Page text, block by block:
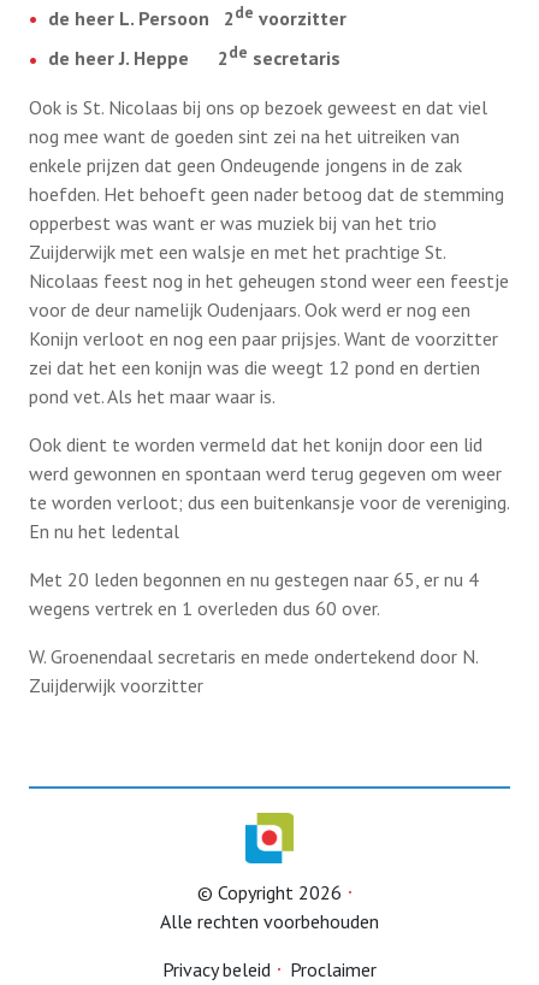
de heer L. Persoon 2de voorzitter
de heer J. Heppe 2de secretaris
Ook is St. Nicolaas bij ons op bezoek geweest en dat viel
nog mee want de goeden sint zei na het uitreiken van
enkele prijzen dat geen Ondeugende jongens in de zak
hoefden. Het behoeft geen nader betoog dat de stemming
opperbest was want er was muziek bij van het trio
Zuijderwijk met een walsje en met het prachtige St.
Nicolaas feest nog in het geheugen stond weer een feestje
voor de deur namelijk Oudenjaars. Ook werd er nog een
Konijn verloot en nog een paar prijsjes. Want de voorzitter
zei dat het een konijn was die weegt 12 pond en dertien
pond vet. Als het maar waar is.
Ook dient te worden vermeld dat het konijn door een lid
werd gewonnen en spontaan werd terug gegeven om weer
te worden verloot; dus een buitenkansje voor de vereniging.
En nu het ledental
Met 20 leden begonnen en nu gestegen naar 65, er nu 4
wegens vertrek en 1 overleden dus 60 over.
W. Groenendaal secretaris en mede ondertekend door N.
Zuijderwijk voorzitter
© Copyright 2026
Alle rechten voorbehouden
Privacy beleid
Proclaimer